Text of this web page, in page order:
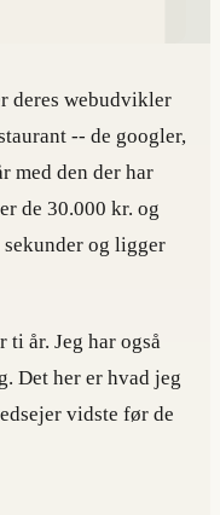
deres webudvikler
-- de googler,
med den der har
de 30.000 kr. og
sekunder og ligger
ti år. Jeg har også
Det her er hvad jeg
vidste før de